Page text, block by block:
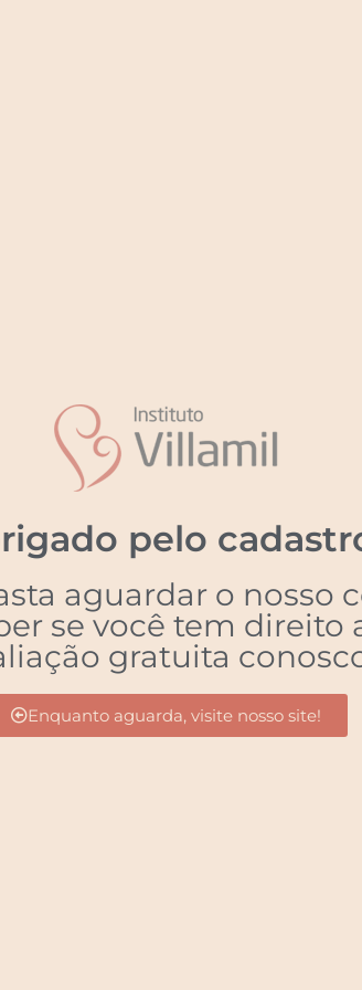
pelo
aguardar o nosso
se você tem direito
gratuita
Enquanto aguarda, visite nosso site!